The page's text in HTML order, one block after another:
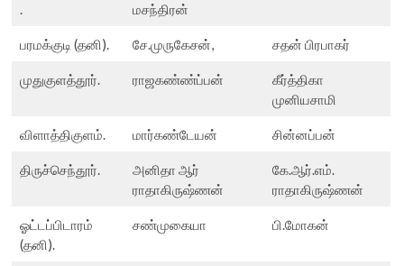
.
மசந்திரன்
பரமக்குடி (தனி). சே.முருகேசன், சதன் பிரபாகர்
முதுகுளத்தூர். ராஜகண்ண்ப்பன்
கீர்த்திகா
முனியசாமி
விளாத்திகுளம். மார்கண்டேயன் சின்னப்பன்
திருச்செந்தூர்.
அனிதா ஆர்
ராதாகிருஷ்ணன்
கே.ஆர்.எம்.
ராதாகிருஷ்ணன்
ஓட்டப்பிடாரம்
(தனி).
சண்முகையா பி.மோகன்